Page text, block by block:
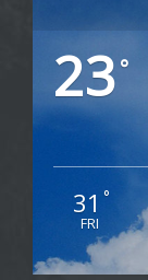
23°
31 °
FRI